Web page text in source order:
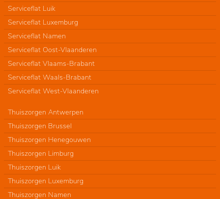
Serviceflat Luik
Serviceflat Luxemburg
Serviceflat Namen
Serviceflat Oost-Vlaanderen
Serviceflat Vlaams-Brabant
Serviceflat Waals-Brabant
Serviceflat West-Vlaanderen
Thuiszorgen Antwerpen
Thuiszorgen Brussel
Thuiszorgen Henegouwen
Thuiszorgen Limburg
Thuiszorgen Luik
Thuiszorgen Luxemburg
Thuiszorgen Namen